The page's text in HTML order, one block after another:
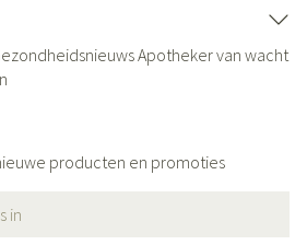
Apotheker van wacht
producten en promoties